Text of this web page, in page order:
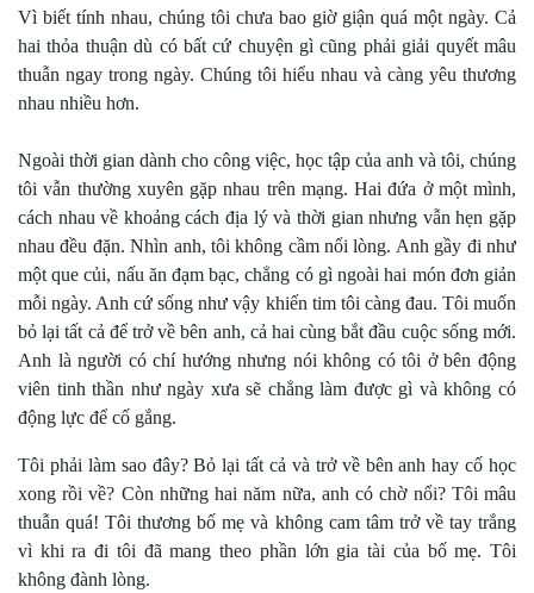
Vì biết tính nhau, chúng tôi chưa bao giờ giận quá một ngày. Cả
hai thỏa thuận dù có bất cứ chuyện gì cũng phải giải quyết mâu
thuẫn ngay trong ngày. Chúng tôi hiểu nhau và càng yêu thương
nhau nhiều hơn.
Ngoài thời gian dành cho công việc, học tập của anh và tôi, chúng
tôi vẫn thường xuyên gặp nhau trên mạng. Hai đứa ở một mình,
cách nhau về khoảng cách địa lý và thời gian nhưng vẫn hẹn gặp
nhau đều đặn. Nhìn anh, tôi không cầm nổi lòng. Anh gầy đi như
một que củi, nấu ăn đạm bạc, chẳng có gì ngoài hai món đơn giản
mỗi ngày. Anh cứ sống như vậy khiến tim tôi càng đau. Tôi muốn
bỏ lại tất cả để trở về bên anh, cả hai cùng bắt đầu cuộc sống mới.
Anh là người có chí hướng nhưng nói không có tôi ở bên động
viên tinh thần như ngày xưa sẽ chẳng làm được gì và không có
động lực để cố gắng.
Tôi phải làm sao đây? Bỏ lại tất cả và trở về bên anh hay cố học
xong rồi về? Còn những hai năm nữa, anh có chờ nổi? Tôi mâu
thuẫn quá! Tôi thương bố mẹ và không cam tâm trở về tay trắng
vì khi ra đi tôi đã mang theo phần lớn gia tài của bố mẹ. Tôi
không đành lòng.